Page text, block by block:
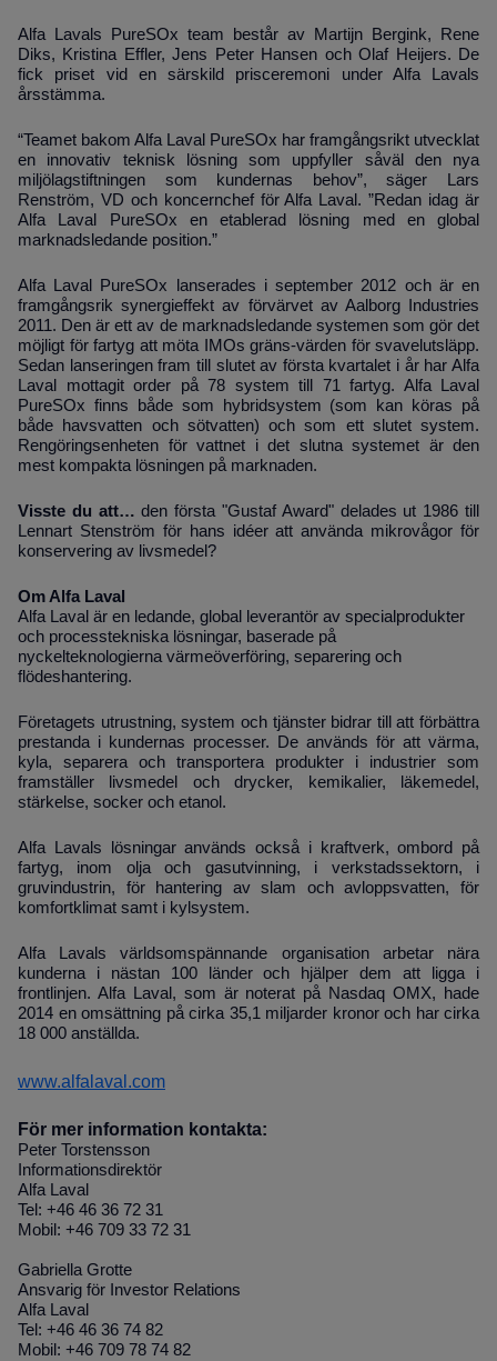
Alfa Lavals PureSOx team består av Martijn Bergink, Rene
Diks, Kristina Effler, Jens Peter Hansen och Olaf Heijers. De
fick priset vid en särskild prisceremoni under Alfa Lavals
årsstämma.
“Teamet bakom Alfa Laval PureSOx har framgångsrikt utvecklat
en innovativ teknisk lösning som uppfyller såväl den nya
miljölagstiftningen som kundernas behov”, säger Lars
Renström, VD och koncernchef för Alfa Laval. ”Redan idag är
Alfa Laval PureSOx en etablerad lösning med en global
marknadsledande position.”
Alfa Laval PureSOx lanserades i september 2012 och är en
framgångsrik synergieffekt av förvärvet av Aalborg Industries
2011. Den är ett av de marknadsledande systemen som gör det
möjligt för fartyg att möta IMOs gräns-värden för svavelutsläpp.
Sedan lanseringen fram till slutet av första kvartalet i år har Alfa
Laval mottagit order på 78 system till 71 fartyg. Alfa Laval
PureSOx finns både som hybridsystem (som kan köras på
både havsvatten och sötvatten) och som ett slutet system.
Rengöringsenheten för vattnet i det slutna systemet är den
mest kompakta lösningen på marknaden.
Visste du att… den första "Gustaf Award" delades ut 1986 till
Lennart Stenström för hans idéer att använda mikrovågor för
konservering av livsmedel?
Om Alfa Laval
Alfa Laval är en ledande, global leverantör av specialprodukter
och processtekniska lösningar, baserade på
nyckelteknologierna värmeöverföring, separering och
flödeshantering.
Företagets utrustning, system och tjänster bidrar till att förbättra
prestanda i kundernas processer. De används för att värma,
kyla, separera och transportera produkter i industrier som
framställer livsmedel och drycker, kemikalier, läkemedel,
stärkelse, socker och etanol.
Alfa Lavals lösningar används också i kraftverk, ombord på
fartyg, inom olja och gasutvinning, i verkstadssektorn, i
gruvindustrin, för hantering av slam och avloppsvatten, för
komfortklimat samt i kylsystem.
Alfa Lavals världsomspännande organisation arbetar nära
kunderna i nästan 100 länder och hjälper dem att ligga i
frontlinjen. Alfa Laval, som är noterat på Nasdaq OMX, hade
2014 en omsättning på cirka 35,1 miljarder kronor och har cirka
18 000 anställda.
www.alfalaval.com
För mer information kontakta:
Peter Torstensson
Informationsdirektör
Alfa Laval
Tel: +46 46 36 72 31
Mobil: +46 709 33 72 31
Gabriella Grotte
Ansvarig för Investor Relations
Alfa Laval
Tel: +46 46 36 74 82
Mobil: +46 709 78 74 82